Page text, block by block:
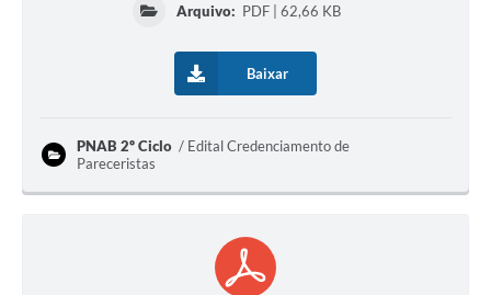
Arquivo: PDF | 62,66 KB
Baixar
PNAB 2º Ciclo
Edital Credenciamento de
Pareceristas